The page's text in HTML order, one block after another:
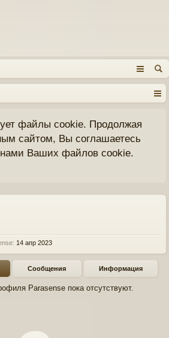
файлы cookie. Продолжая
сайтом, Вы соглашаетесь
нами Ваших файлов cookie.
14 апр 2023
Сообщения Информация
Parasense пока отсутствуют.